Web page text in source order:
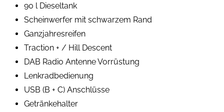
90 l Dieseltank
Scheinwerfer mit schwarzem Rand
Ganzjahresreifen
Traction + / Hill Descent
DAB Radio Antenne Vorrüstung
Lenkradbedienung
USB (B + C) Anschlüsse
Getränkehalter